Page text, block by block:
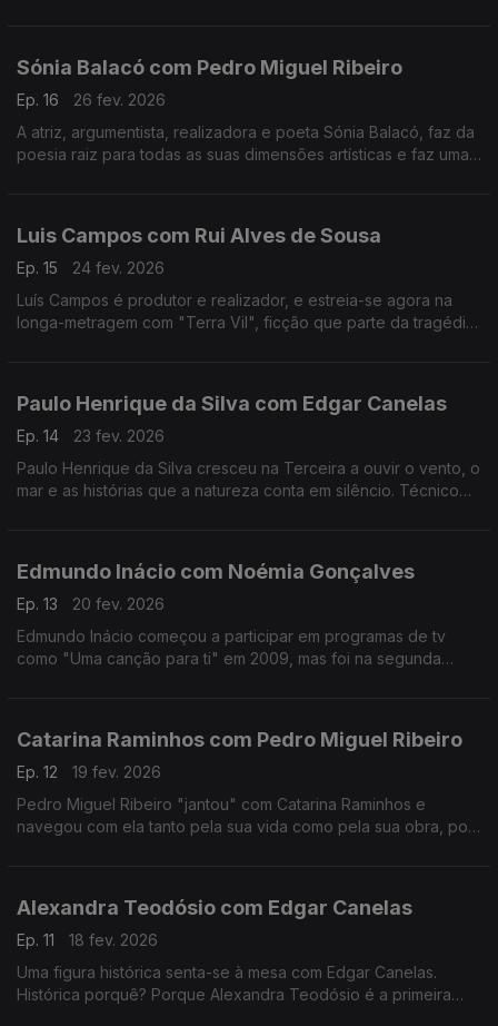
Sónia Balacó com Pedro Miguel Ribeiro
Ep. 16
26 fev. 2026
A atriz, argumentista, realizadora e poeta Sónia Balacó, faz da
poesia raiz para todas as suas dimensões artísticas e faz uma
Luis Campos com Rui Alves de Sousa
Ep. 15
24 fev. 2026
Luís Campos é produtor e realizador, e estreia-se agora na
longa-metragem com "Terra Vil", ficção que parte da tragédia
Paulo Henrique da Silva com Edgar Canelas
Ep. 14
23 fev. 2026
Paulo Henrique da Silva cresceu na Terceira a ouvir o vento, o
mar e as histórias que a natureza conta em silêncio. Técnico
Edmundo Inácio com Noémia Gonçalves
Ep. 13
20 fev. 2026
Edmundo Inácio começou a participar em programas de tv
como "Uma canção para ti" em 2009, mas foi na segunda
Catarina Raminhos com Pedro Miguel Ribeiro
Ep. 12
19 fev. 2026
Pedro Miguel Ribeiro "jantou" com Catarina Raminhos e
navegou com ela tanto pela sua vida como pela sua obra, pois
Alexandra Teodósio com Edgar Canelas
Ep. 11
18 fev. 2026
Uma figura histórica senta-se à mesa com Edgar Canelas.
Histórica porquê? Porque Alexandra Teodósio é a primeira